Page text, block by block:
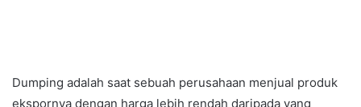
Dumping adalah saat sebuah perusahaan menjual produk
ekspornya dengan harga lebih rendah daripada yang